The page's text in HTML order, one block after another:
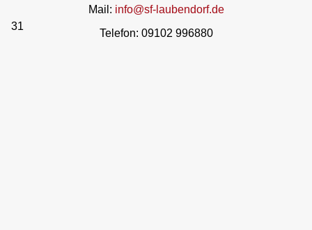
31
Mail: info@sf-laubendorf.de
Telefon: 09102 996880